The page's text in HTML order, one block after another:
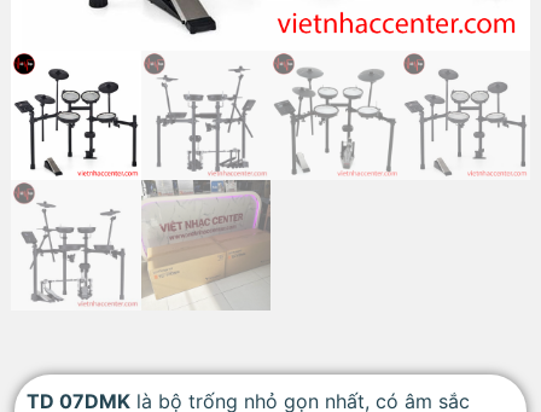
TD 07DMK là bộ trống nhỏ gọn nhất, có âm sắc